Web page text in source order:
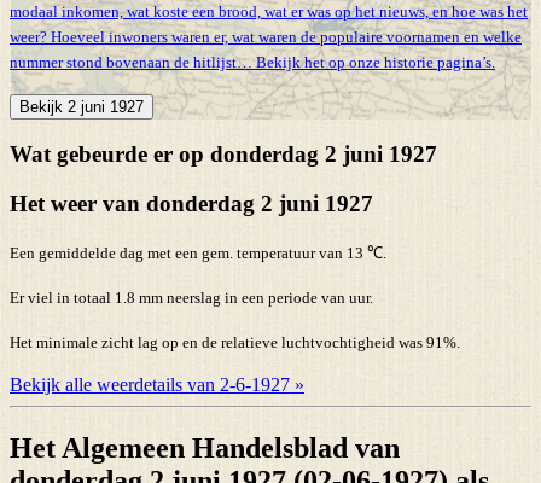
modaal inkomen, wat koste een brood, wat er was op het nieuws, en hoe was het
weer? Hoeveel inwoners waren er, wat waren de populaire voornamen en welke
nummer stond bovenaan de hitlijst… Bekijk het op onze historie pagina’s.
Bekijk 2 juni 1927
Wat gebeurde er op donderdag 2 juni 1927
Het weer van donderdag 2 juni 1927
Een gemiddelde dag met een gem. temperatuur van 13 ℃.
Er viel in totaal 1.8 mm neerslag in een periode van uur.
Het minimale zicht lag op en de relatieve luchtvochtigheid was 91%.
Bekijk alle weerdetails van 2-6-1927 »
Het Algemeen Handelsblad van